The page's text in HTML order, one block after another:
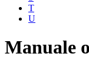
T
U
Manuale